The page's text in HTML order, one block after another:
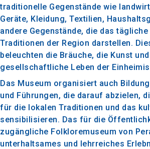
traditionelle Gegenstände wie
Geräte, Kleidung, Textilien,
andere Gegenstände, die das
Traditionen der Region darstellen.
beleuchten die Bräuche, die Kunst
gesellschaftliche Leben der
Das Museum organisiert auch
und Führungen, die darauf abzielen,
für die lokalen Traditionen und das
sensibilisieren. Das für die
zugängliche Folkloremuseum von
unterhaltsames und lehrreiches